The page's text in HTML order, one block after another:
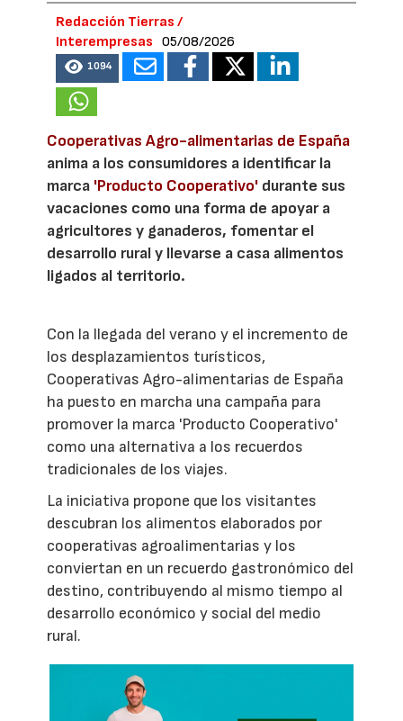
Redacción Tierras /
Interempresas
05/08/2026
1094
Cooperativas Agro-alimentarias de España
anima a los consumidores a identificar la
marca 'Producto Cooperativo' durante sus
vacaciones como una forma de apoyar a
agricultores y ganaderos, fomentar el
desarrollo rural y llevarse a casa alimentos
ligados al territorio.
Con la llegada del verano y el incremento de
los desplazamientos turísticos,
Cooperativas Agro-alimentarias de España
ha puesto en marcha una campaña para
promover la marca 'Producto Cooperativo'
como una alternativa a los recuerdos
tradicionales de los viajes.
La iniciativa propone que los visitantes
descubran los alimentos elaborados por
cooperativas agroalimentarias y los
conviertan en un recuerdo gastronómico del
destino, contribuyendo al mismo tiempo al
desarrollo económico y social del medio
rural.